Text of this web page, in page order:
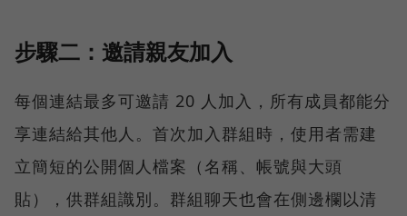
步驟二：邀請親友加入
每個連結最多可邀請 20 人加入，所有成員都能分
享連結給其他人。首次加入群組時，使用者需建
立簡短的公開個人檔案（名稱、帳號與大頭
貼），供群組識別。群組聊天也會在側邊欄以清